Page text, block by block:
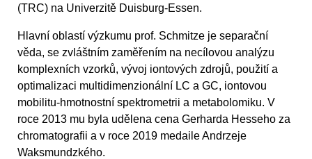
(TRC) na Univerzitě Duisburg-Essen.
Hlavní oblastí výzkumu prof. Schmitze je separační
věda, se zvláštním zaměřením na necílovou analýzu
komplexních vzorků, vývoj iontových zdrojů, použití a
optimalizaci multidimenzionální LC a GC, iontovou
mobilitu-hmotnostní spektrometrii a metabolomiku. V
roce 2013 mu byla udělena cena Gerharda Hesseho za
chromatografii a v roce 2019 medaile Andrzeje
Waksmundzkého.